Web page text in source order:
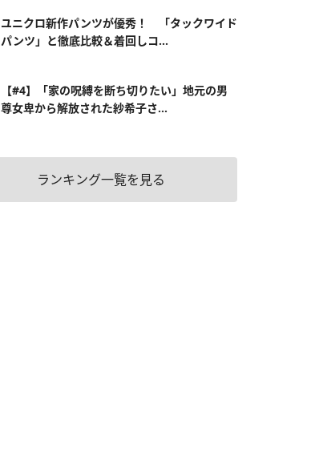
ユニクロ新作パンツが優秀！ 「タックワイド
パンツ」と徹底比較＆着回しコ...
【#4】「家の呪縛を断ち切りたい」地元の男
尊女卑から解放された紗希子さ...
ランキング一覧を見る